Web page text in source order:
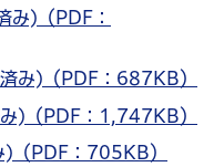
み)（PDF：
み)（PDF：687KB）
)（PDF：1,747KB）
)（PDF：705KB）